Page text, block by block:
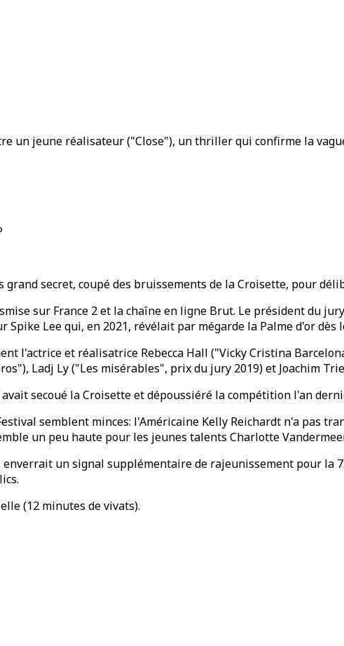
un jeune réalisateur ("Close"), un thriller qui confirme la
secret, coupé des bruissements de la Croisette, pour
sur France 2 et la chaîne en ligne Brut. Le président du
Lee qui, en 2021, révélait par mégarde la Palme d'or dès
l'actrice et réalisatrice Rebecca Hall ("Vicky Cristina
Ladj Ly ("Les misérables", prix du jury 2019) et Joachim
secoué la Croisette et dépoussiéré la compétition l'an
semblent minces: l'Américaine Kelly Reichardt n'a pas
un peu haute pour les jeunes talents Charlotte
un signal supplémentaire de rajeunissement pour la
(12 minutes de vivats).